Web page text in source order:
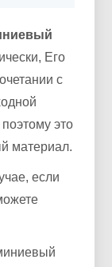
Его
с
это
материал.
если